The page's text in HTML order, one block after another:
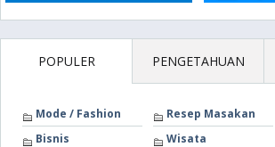
POPULER PENGETAHUAN
Mode / Fashion
Resep Masakan
Bisnis
Wisata